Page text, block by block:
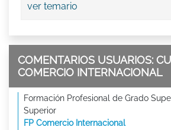
ver temario
COMENTARIOS USUARIOS:
COMERCIO INTERNACIONAL
Formación Profesional de Grado
Superior
FP Comercio Internacional